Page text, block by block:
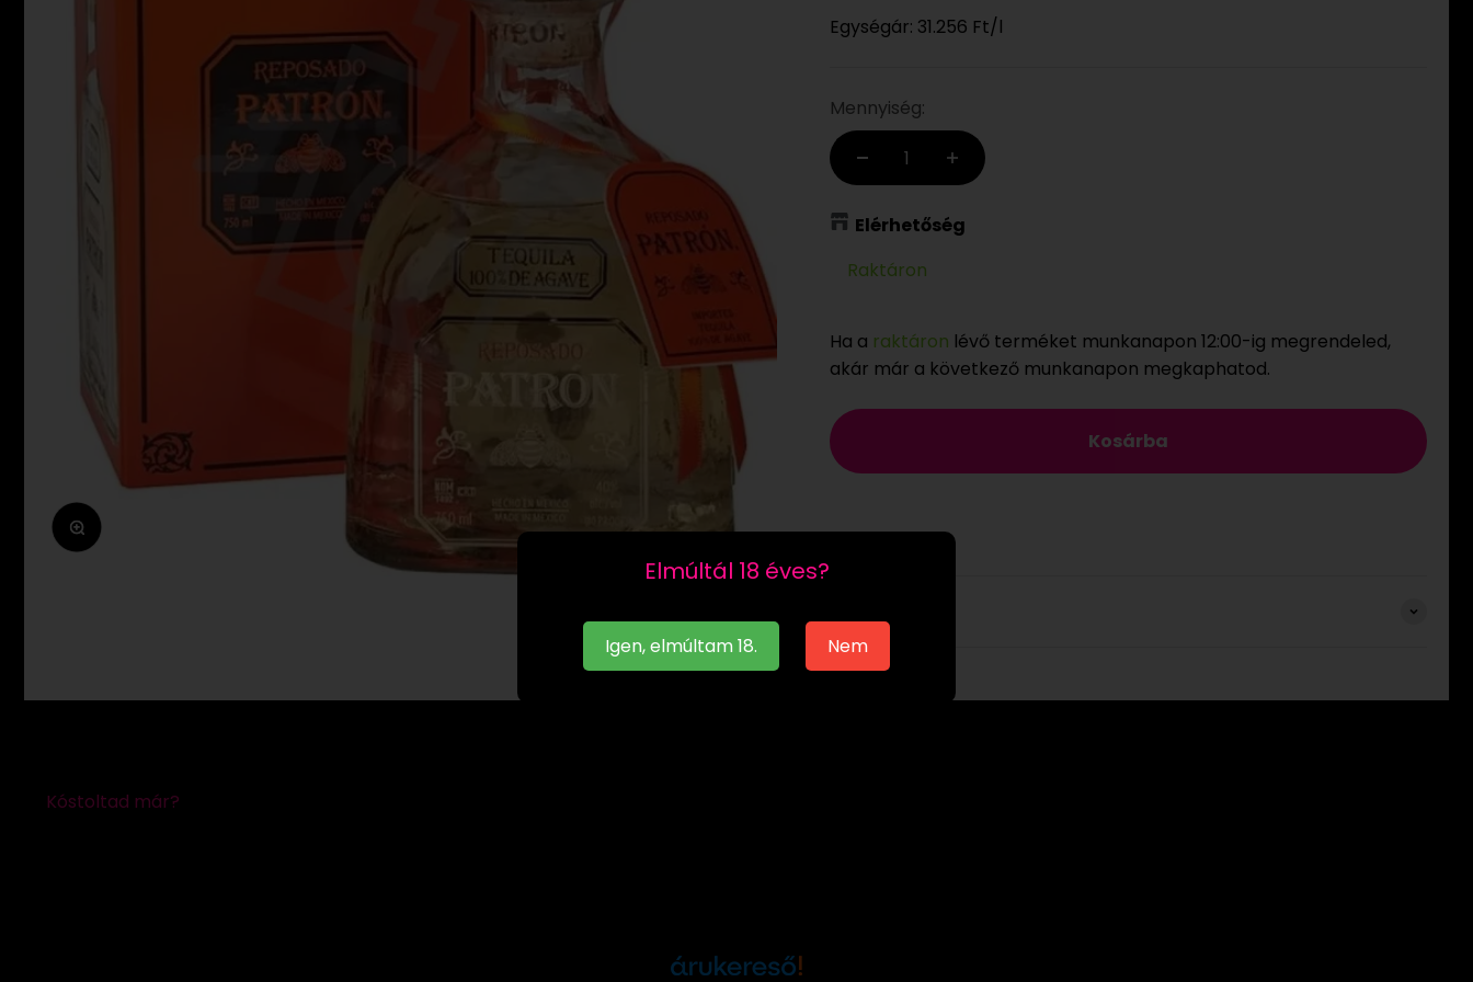
Elmúltál 18 éves?
Igen, elmúltam 18. Nem
Zoomolás
Egységár: 31.256 Ft/l
Mennyiség:
Elérhetőség
Raktáron
Ha a raktáron lévő terméket munkanapon 12:00-ig megrendeled,
akár már a következő munkanapon megkaphatod.
Kosárba